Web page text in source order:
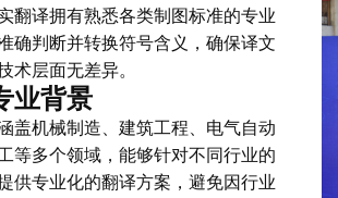
翻译拥有熟悉各类制图标准的专业
确判断并转换符号含义，确保译文
术层面无差异。
业背景
盖机械制造、建筑工程、电气自动
等多个领域，能够针对不同行业的
供专业化的翻译方案，避免因行业